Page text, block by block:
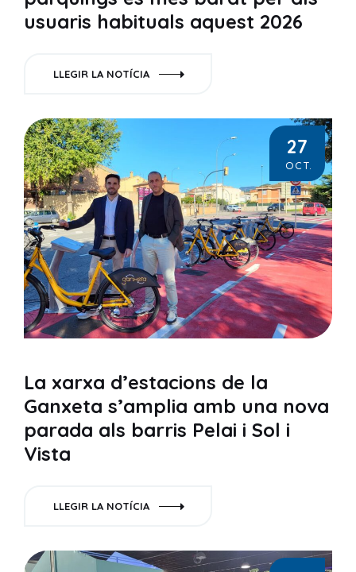
usuaris habituals aquest 2026
LLEGIR LA NOTÍCIA
27
OCT.
La xarxa d’estacions de la
Ganxeta s’amplia amb una nova
parada als barris Pelai i Sol i
Vista
LLEGIR LA NOTÍCIA